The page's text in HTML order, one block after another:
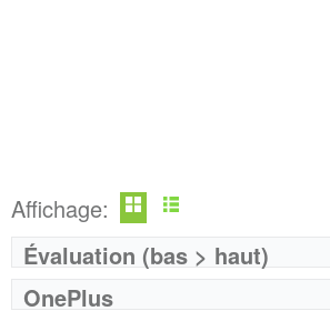
Affichage:
Évaluation (bas > haut)
OnePlus